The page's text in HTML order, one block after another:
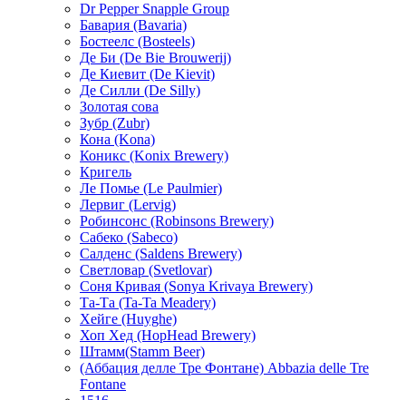
Dr Pepper Snapple Group
Бавария (Bavaria)
Бостеелс (Bosteels)
Де Би (De Bie Brouwerij)
Де Киевит (De Kievit)
Де Силли (De Silly)
Золотая сова
Зубр (Zubr)
Кона (Kona)
Коникс (Konix Brewery)
Кригель
Ле Помье (Le Paulmier)
Лервиг (Lervig)
Робинсонс (Robinsons Brewery)
Сабеко (Sabeco)
Салденс (Saldens Brewery)
Светловар (Svetlovar)
Соня Кривая (Sonya Krivaya Brewery)
Та-Та (Ta-Ta Meadery)
Хейге (Huyghe)
Хоп Хед (HopHead Brewery)
Штамм(Stamm Beer)
(Аббация делле Тре Фонтане) Abbazia delle Tre
Fontane